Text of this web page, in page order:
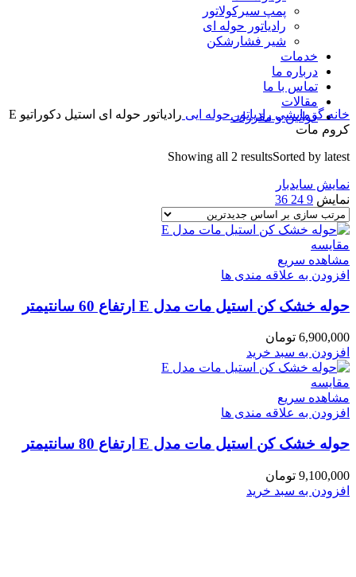
پمپ سیرکولاتور
رادیاتور حوله ای
شیر فشارشکن
خدمات
درباره ما
تماس با ما
مقالات
قوانین و مقررات
خانهگرمایشی رادیاتور حوله ایی
رادیاتور حوله ای استیل دکوراتیو E
کروم مات
Showing all 2 resultsSorted by latest
نمایش سایدبار
نمایش 9
24
36
مقایسه
مشاهده سریع
افزودن به علاقه مندی ها
حوله خشک کن استیل مات مدل E ارتفاع 60 سانتیمتر
6,900,000 تومان
افزودن به سبد خرید
مقایسه
مشاهده سریع
افزودن به علاقه مندی ها
حوله خشک کن استیل مات مدل E ارتفاع 80 سانتیمتر
9,100,000 تومان
افزودن به سبد خرید